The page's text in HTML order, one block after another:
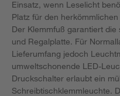
Einsatz, wenn Leselicht
Platz für den
Der Klemmfuß garantiert
und Regalplatte. Für
Lieferumfang jedoch
umweltschonende LED-
Druckschalter erlaubt ein
Schreibtischklemmleuchte.